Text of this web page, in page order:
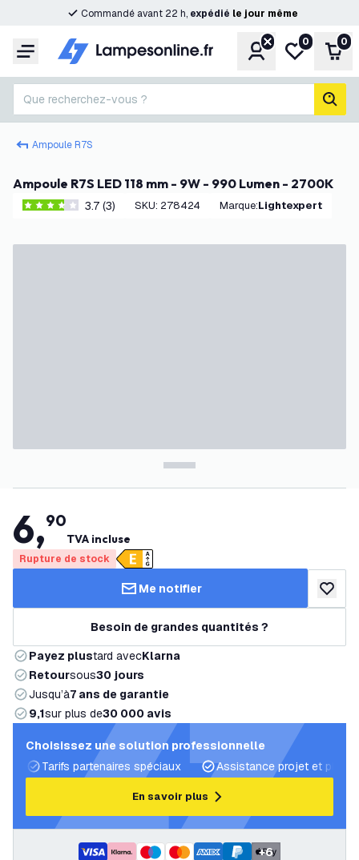
Commandé avant 22 h, expédié le jour même
Menu CompteMa liste de
0 0
Que recherchez-vous ?
Ampoule R7S
Ampoule R7S LED 118 mm - 9W - 990 Lumen - 2700K
3.7 étoiles de notation
3.7 (3) SKU: 278424 Marque: Lightexpert
6,90
TVA incluse
Rupture de stock
Me notifier
Besoin de grandes quantités ?
Payez plustard avecKlarna
Retoursous30 jours
Jusqu’à7 ans de garantie
9,1sur plus de30 000 avis
Choisissez une solution professionnelle
Tarifs partenaires spéciaux
Assistance projet et plans
En savoir plus
+6